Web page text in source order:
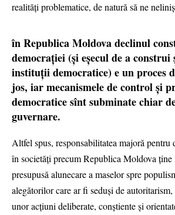
realități problematice, de natură să ne
în Republica Moldova declinul
democrației (și eșecul de a construi
instituții democratice) e un proces
jos, iar mecanismele de control și
democratice sînt subminate chiar
guvernare.
Altfel spus, responsabilitatea majoră pentru
în societăți precum Republica Moldova ține
presupusă alunecare a maselor spre
alegătorilor care ar fi seduși de
unor acțiuni deliberate, conștiente și